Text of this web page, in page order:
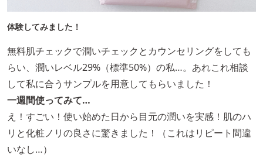
体験してみました！
無料肌チェックで潤いチェックとカウンセリングをしても
らい、潤いレベル29%（標準50%）の私…。あれこれ相談
して私に合うサンプルを用意してもらいました！
一週間使ってみて…
え！すごい！使い始めた日から目元の潤いを実感！肌のハ
リと化粧ノリの良さに驚きました！（これはリピート間違
いなし…）